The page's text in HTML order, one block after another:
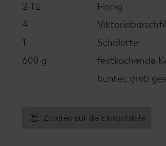
2 TL
Honig
4
1
Schalotte
600 g
festkochende
bunter, grob
Zutaten auf die Einkaufsliste